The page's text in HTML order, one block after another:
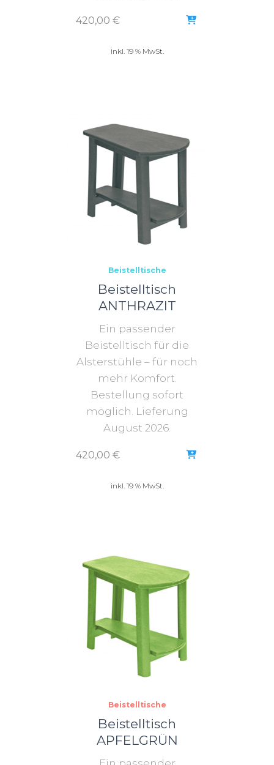
420,00 €
inkl. 19 % MwSt.
Beistelltische
Beistelltisch
ANTHRAZIT
Ein passender
Beistelltisch für die
Alsterstühle – für noch
mehr Komfort.
Bestellung sofort
möglich. Lieferung
August 2026.
420,00 €
inkl. 19 % MwSt.
Beistelltische
Beistelltisch
APFELGRÜN